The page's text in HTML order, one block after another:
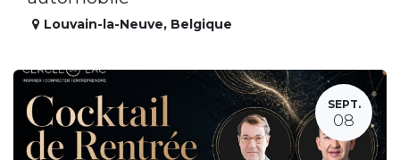
Louvain-la-Neuve, Belgique
SEPT.
08